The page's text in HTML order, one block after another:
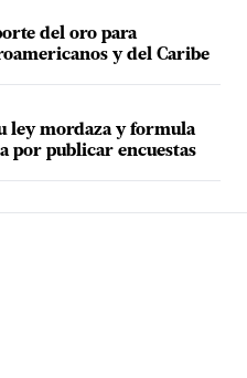
del oro para
y del Caribe
ley mordaza y formula
por publicar encuestas